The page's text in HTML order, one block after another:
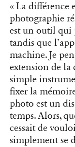
« La différence
photographie
est un outil qui
tandis que
machine. Je
extension de la
simple
fixer la
photo est un
temps. Alors,
cessait de
simplement se